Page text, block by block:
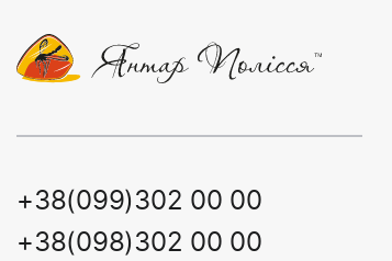
+38(099)302 00 00
+38(098)302 00 00